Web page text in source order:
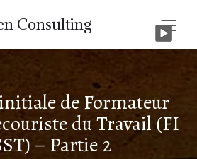
Consulting
de Formateur
du Travail (FI
– Partie 2